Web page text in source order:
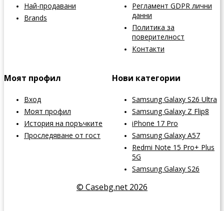
Най-продавани
Brands
Регламент GDPR лични
данни
Политика за
поверителност
Контакти
Моят профил
Вход
Моят профил
История на поръчките
Проследяване от гост
Нови категории
Samsung Galaxy S26 Ultra
Samsung Galaxy Z Flip8
iPhone 17 Pro
Samsung Galaxy A57
Redmi Note 15 Pro+ Plus
5G
Samsung Galaxy S26
© Casebg.net 2026